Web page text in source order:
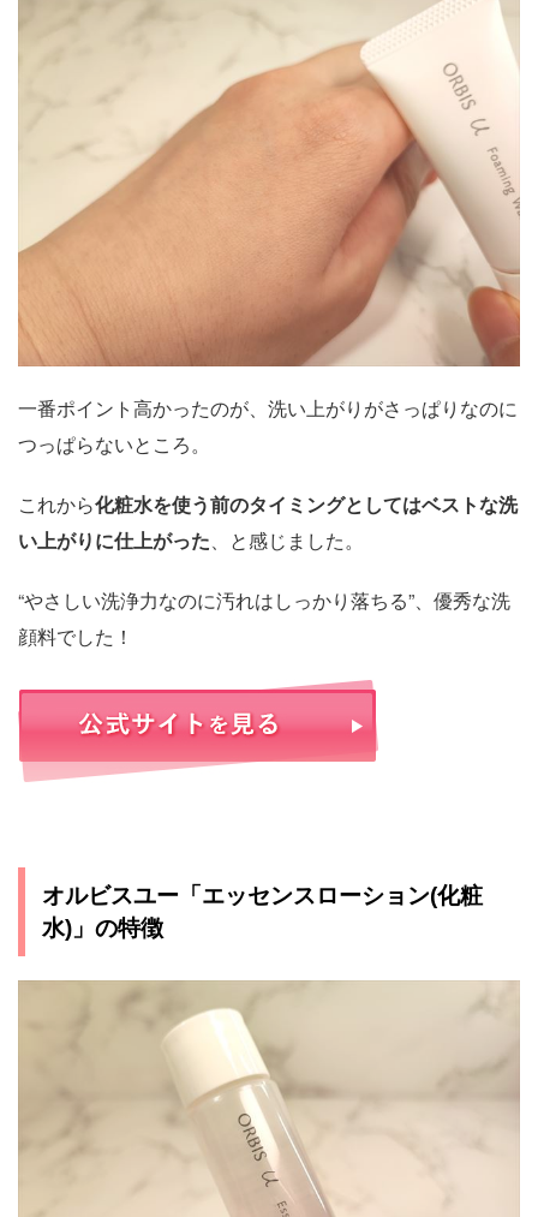
一番ポイント高かったのが、洗い上がりがさっぱりなのに
つっぱらないところ。
これから化粧水を使う前のタイミングとしてはベストな洗
い上がりに仕上がった、と感じました。
“やさしい洗浄力なのに汚れはしっかり落ちる”、優秀な洗
顔料でした！
オルビスユー「エッセンスローション(化粧
水)」の特徴